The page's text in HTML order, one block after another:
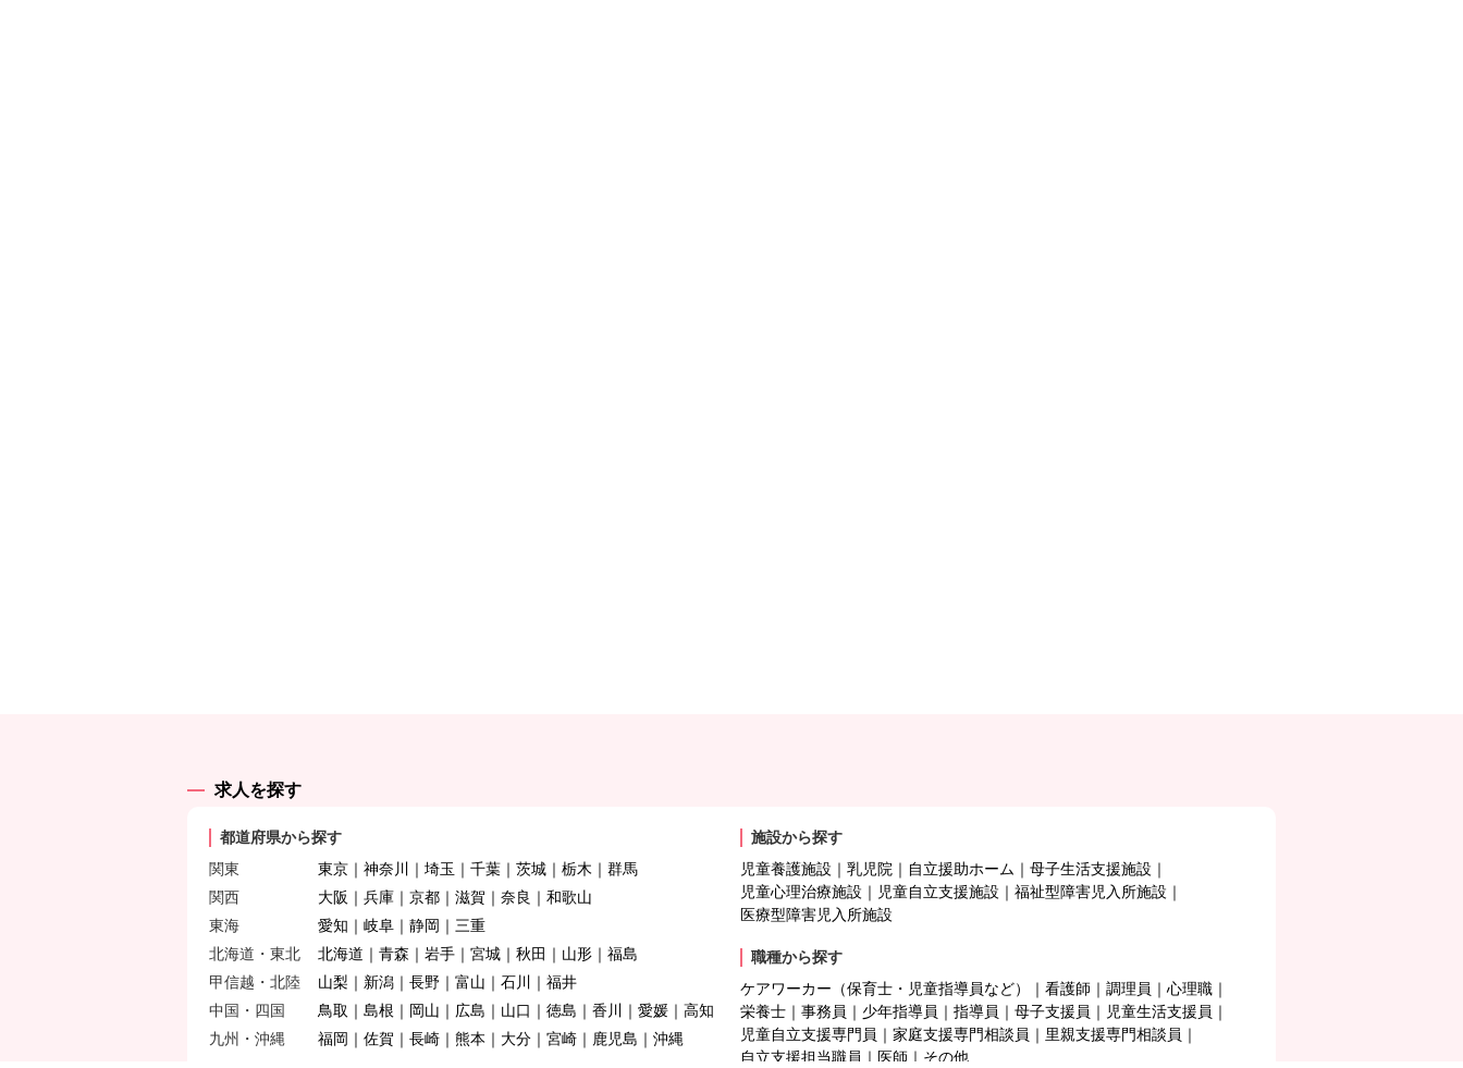
求人を探す
都道府県から探す
関東
東京 神奈川 埼玉 千葉 茨城 栃木
群馬
関西
大阪 兵庫 京都 滋賀 奈良
和歌山
東海
愛知 岐阜 静岡
三重
北海道・東北
北海道 青森 岩手 宮城 秋田 山形
福島
甲信越・北陸
山梨 新潟 長野 富山 石川
福井
中国・四国
鳥取 島根 岡山 広島 山口 徳島 香川 愛媛
高知
九州・沖縄
福岡 佐賀 長崎 熊本 大分 宮崎 鹿児島 沖縄
施設から探す
児童養護施設
乳児院 自立援助ホーム
母子生活支援施設
児童心理治療施設
児童自立支援施設
福祉型障害児入所施設
医療型障害児入所施設
職種から探す
ケアワーカー（保育士・児童指導員など）
看護師 調理員
心理職
栄養士
事務員 少年指導員 指導員 母子支援員
児童生活支援員
児童自立支援専門員
家庭支援専門相談員
里親支援専門相談員
自立支援担当職員
医師 その他